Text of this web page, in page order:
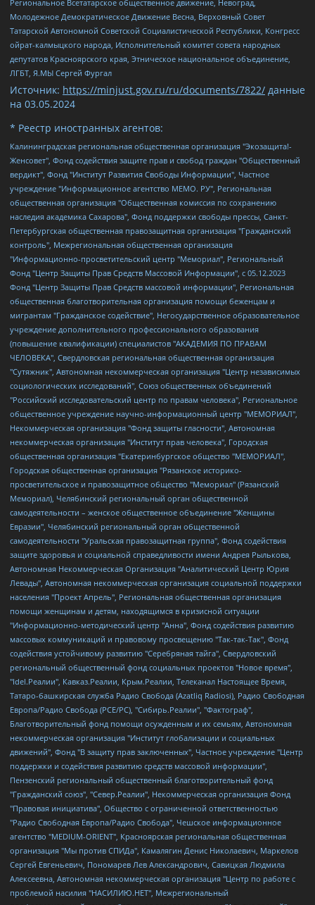
Региональное Всетатарское общественное движение, Невоград,
Молодежное Демократическое Движение Весна, Верховный Совет
Татарской Автономной Советской Социалистической Республики, Конгресс
ойрат-калмыцкого народа, Исполнительный комитет совета народных
депутатов Красноярского края, Этническое национальное объединение,
ЛГБТ, Я.МЫ Сергей Фургал
Источник: https://minjust.gov.ru/ru/documents/7822/ данные
на 03.05.2024
* Реестр иностранных агентов:
Калининградская региональная общественная организация "Экозащита!-Женсовет", Фонд содействия защите прав и свобод граждан "Общественный вердикт", Фонд "Институт Развития Свободы Информации", Частное учреждение "Информационное агентство МЕМО. РУ", Региональная общественная организация "Общественная комиссия по сохранению наследия академика Сахарова", Фонд поддержки свободы прессы, Санкт-Петербургская общественная правозащитная организация "Гражданский контроль", Межрегиональная общественная организация "Информационно-просветительский центр "Мемориал", Региональный Фонд "Центр Защиты Прав Средств Массовой Информации", с 05.12.2023 Фонд "Центр Защиты Прав Средств массовой информации", Региональная общественная благотворительная организация помощи беженцам и мигрантам "Гражданское содействие", Негосударственное образовательное учреждение дополнительного профессионального образования (повышение квалификации) специалистов "АКАДЕМИЯ ПО ПРАВАМ ЧЕЛОВЕКА", Свердловская региональная общественная организация "Сутяжник", Автономная некоммерческая организация "Центр независимых социологических исследований", Союз общественных объединений "Российский исследовательский центр по правам человека", Региональное общественное учреждение научно-информационный центр "МЕМОРИАЛ", Некоммерческая организация "Фонд защиты гласности", Автономная некоммерческая организация "Институт прав человека", Городская общественная организация "Екатеринбургское общество "МЕМОРИАЛ", Городская общественная организация "Рязанское историко-просветительское и правозащитное общество "Мемориал" (Рязанский Мемориал), Челябинский региональный орган общественной самодеятельности – женское общественное объединение "Женщины Евразии", Челябинский региональный орган общественной самодеятельности "Уральская правозащитная группа", Фонд содействия защите здоровья и социальной справедливости имени Андрея Рылькова, Автономная Некоммерческая Организация "Аналитический Центр Юрия Левады", Автономная некоммерческая организация социальной поддержки населения "Проект Апрель", Региональная общественная организация помощи женщинам и детям, находящимся в кризисной ситуации "Информационно-методический центр "Анна", Фонд содействия развитию массовых коммуникаций и правовому просвещению "Так-так-Так", Фонд содействия устойчивому развитию "Серебряная тайга", Свердловский региональный общественный фонд социальных проектов "Новое время", "Idel.Реалии", Кавказ.Реалии, Крым.Реалии, Телеканал Настоящее Время, Татаро-башкирская служба Радио Свобода (Azatliq Radiosi), Радио Свободная Европа/Радио Свобода (PCE/PC), "Сибирь.Реалии", "Фактограф", Благотворительный фонд помощи осужденным и их семьям, Автономная некоммерческая организация "Институт глобализации и социальных движений", Фонд "В защиту прав заключенных", Частное учреждение "Центр поддержки и содействия развитию средств массовой информации", Пензенский региональный общественный благотворительный фонд "Гражданский союз", "Север.Реалии", Некоммерческая организация Фонд "Правовая инициатива", Общество с ограниченной ответственностью "Радио Свободная Европа/Радио Свобода", Чешское информационное агентство "MEDIUM-ORIENT", Красноярская региональная общественная организация "Мы против СПИДа", Камалягин Денис Николаевич, Маркелов Сергей Евгеньевич, Пономарев Лев Александрович, Савицкая Людмила Алексеевна, Автономная некоммерческая организация "Центр по работе с проблемой насилия "НАСИЛИЮ.НЕТ", Межрегиональный профессиональный союз работников здравоохранения "Альянс врачей", Юридическое лицо, зарегистрированное в Латвийской Республике, SIA "Medusa Project" (регистрационный номер 40103797863, дата регистрации 10.06.2014), Некоммерческая организация "Фонд по борьбе с коррупцией", Автономная некоммерческая организация "Институт права и публичной политики", Баданин Роман Сергеевич, Гликин Максим Александрович, Железнова Мария Михайловна, Лукьянова Юлия Сергеевна, Маетная Елизавета Витальевна, Маняхин Петр Борисович, Чуракова Ольга Владимировна, Ярош Юлия Петровна, Юридическое лицо "The Insider SIA", зарегистрированное в Риге, Латвийская Республика (дата регистрации 26.06.2015), являющееся администратором доменного имени интернет-издания "The Insider SIA", https://theins.ru, Постернак Алексей Евгеньевич, Рубин Михаил Аркадьевич, Анин Роман Александрович, Юридическое лицо Istories fonds, зарегистрированное в Латвийской Республике (регистрационный номер 50008295751, дата регистрации 24.02.2020), Великовский Дмитрий Александрович, Долинина Ирина Николаевна, Мароховская Алеся Алексеевна, Шлейнов Роман Юрьевич, Шмагун Олеся Валентиновна, Общество с ограниченной ответственностью "Альтаир 2021", Общество с ограниченной ответственностью "Вега 2021", Общество с ограниченной ответственностью "Главный редактор 2021", Общество с ограниченной ответственностью "Ромашки монолит", Важенков Артем Валерьевич, Ивановская областная общественная организация "Центр гендерных исследований", Гурман Юрий Альбертович, Медиапроект "ОВД-Инфо", Егоров Владимир Владимирович, Жилинский Владимир Александрович, Общество с ограниченной ответственностью "ЗП", Иванова София Юрьевна, Карезина Инна Павловна, Кильтау Екатерина Викторовна, Петров Алексей Викторович, Пискунов Сергей Евгеньевич, Смирнов Сергей Сергеевич, Тихонов Михаил Сергеевич, Общество с ограниченной ответственностью "ЖУРНАЛИСТ-ИНОСТРАННЫЙ АГЕНТ", Арапова Галина Юрьевна, Вольтская Татьяна Анатольевна, Американская компания "Mason G.E.S. Anonymous Foundation" (США), являющаяся владельцем интернет-издания https://mnews.world/, Компания "Stichting Bellingcat", зарегистрированная в Нидерландах (дата регистрации 11.07.2018), Захаров Андрей Вячеславович, Клепиковская Екатерина Дмитриевна, Общество с ограниченной ответственностью "МЕМО", Перл Роман Александрович, Симонов Евгений Алексеевич, Соловьева Елена Анатольевна, Сотников Даниил Владимирович, Сурначева Елизавета Дмитриевна, Автономная некоммерческая организация по защите прав человека и информированию населения "Якутия – Наше Мнение", Общество с ограниченной ответственностью "Москоу диджитал медиа", с 26.01.2023 Общество с ограниченной ответственностью "Чайка Белые сады", Ветошкина Валерия Валерьевна, Заговора Максим Александрович, Межрегиональное общественное движение "Российская ЛГБТ - сеть", Оленичев Максим Владимирович, Павлов Иван Юрьевич, Скворцова Елена Сергеевна, Общество с ограниченной ответственностью "Как бы инагент", Кочетков Игорь Викторович, Общество с ограниченной ответственностью "Честные выборы", Еланчик Олег Александрович, Общество с ограниченной ответственностью "Нобелевский призыв", Гималова Регина Эмилевна, Григорьев Андрей Валерьевич, Григорьева Алина Александровна, Ассоциация по содействию защите прав призывников, альтернативнослужащих и военнослужащих "Правозащитная группа "Гражданин.Армия.Право", Хисамова Регина Фаритовна, Автономная некоммерческая организация по реализации социально-правовых программ "Лилит", Дальневосточное общественное движение "Маяк", Санкт-Петербургская ЛГБТ-инициативная группа "Выход", Инициативная группа ЛГБТ+ "Реверс", Алексеев Андрей Викторович, Бекбулатова Таисия Львовна, Беляев Иван Михайлович, Владыкина Елена Сергеевна, Гельман Марат Александрович, Никульшина Вероника Юрьевна, Толоконникова Надежда Андреевна, Шендерович Виктор Анатольевич, Общество с ограниченной ответственностью "Данное сообщение", Общество с ограниченной ответственностью Издательский дом "Новая глава", Айнбиндер Александра Александровна, Московский комьюнити-центр для ЛГБТ+инициатив, Благотворительный фонд развития филантропии, Deutsche Welle (Германия, Kurt-Schumacher-Strasse 3, 53113 Bonn), Борзунова Мария Михайловна, Воробьев Виктор Викторович, Голубева Анна Львовна, Константинова Алла Михайловна, Малкова Ирина Владимировна, Мурадов Мурад Абдулгалимович, Осетинская Елизавета Николаевна, Понасенков Евгений Николаевич, Ганапольский Матвей Юрьевич, Киселев Евгений Алексеевич, Борухович Ирина Григорьевна, Дремин Иван Тимофеевич, Дубровский Дмитрий Викторович, Красноярская региональная общественная организация поддержки и развития альтернативных образовательных технологий и межкультурных коммуникаций "ИНТЕРРА", Маяковская Екатерина Алексеевна, Фейгин Марк Захарович, Филимонов Андрей Викторович, Дзугкоева Регина Николаевна, Доброхотов Роман Александрович, Дудь Юрий Александрович, Елкин Сергей Владимирович, Кругликов Кирилл Игоревич, Сабунаева Мария Леонидовна, Семенов Алексей Владимирович, Шаинян Карен Багратович, Шульман Екатерина Михайловна, Асафьев Артур Валерьевич, Вахштайн Виктор Семенович, Венедиктов Алексей Алексеевич, Лушникова Екатерина Евгеньевна, Волков Леонид Михайлович, Невзоров Александр Глебович, Пархоменко Сергей Борисович, Сироткин Ярослав Николаевич, Кара-Мурза Владимир Владимирович, Баранова Наталья Владимировна, Гозман Леонид Яковлевич, Кагарлицкий Борис Юльевич, Климарев Михаил Валерьевич, Милов Владимир Станиславович, Автономная некоммерческая организация Краснодарский центр современного искусства "Типография", Моргенштерн Алишер Тагирович, Соболь Любовь Эдуардовна, Общество с ограниченной ответственностью "ЛИЗА НОРМ", Каспаров Гарри Кимович, Ходорковский Михаил Борисович, Общество с ограниченной ответственностью "Апрельские тезисы", Данилович Ирина Брониславовна, Кашин Олег Владимирович, Петров Николай Владимирович, Пивоваров Алексей Владимирович, Соколов Михаил Владимирович, Цветкова Юлия Владимировна, Чичваркин Евгений Александрович, Комитет против пыток/Команда против пыток, Общество с ограниченной ответственностью "Первый научный", Общество с ограниченной ответственностью "Вертолет и ко", Белоцерковская Вероника Борисовна, Кац Максим Евгеньевич, Лазарева Татьяна Юрьевна, Шаведдинов Руслан Табризович, Яшин Илья Валерьевич, Общество с ограниченной ответственностью "Иноагент ААВ", Алешковский Дмитрий Петрович, Альбац Евгения Марковна, Быков Дмитрий Львович, Галямина Юлия Евгеньевна, Лойко Сергей Леонидович, Мартынов Кирилл Константинович, Медведев Сергей Александрович, Крашенинников Федор Геннадиевич, Гордеева Катерина Вл